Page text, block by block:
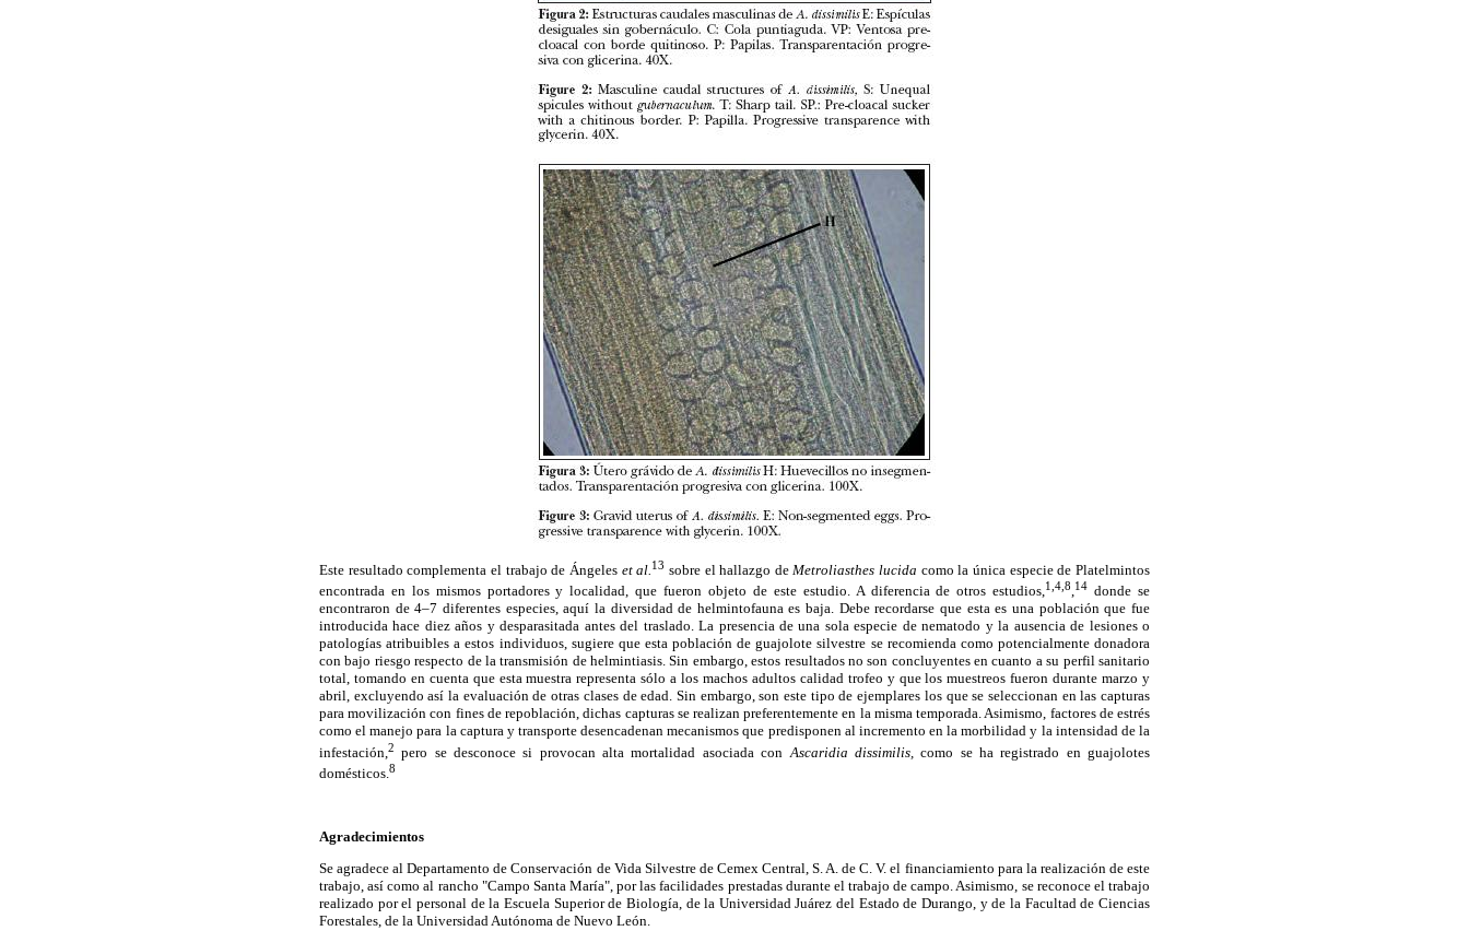
Este resultado complementa el trabajo de Ángeles et al. 13 sobre el hallazgo de Metroliasthes lucida como la única especie de Platelmintos
encontrada en los mismos portadores y localidad, que fueron objeto de este estudio. A diferencia de otros estudios,1,4,8,14 donde se
encontraron de 4–7 diferentes especies, aquí la diversidad de helmintofauna es baja. Debe recordarse que esta es una población que fue
introducida hace diez años y desparasitada antes del traslado. La presencia de una sola especie de nematodo y la ausencia de lesiones o
patologías atribuibles a estos individuos, sugiere que esta población de guajolote silvestre se recomienda como potencialmente donadora
con bajo riesgo respecto de la transmisión de helmintiasis. Sin embargo, estos resultados no son concluyentes en cuanto a su perfil sanitario
total, tomando en cuenta que esta muestra representa sólo a los machos adultos calidad trofeo y que los muestreos fueron durante marzo y
abril, excluyendo así la evaluación de otras clases de edad. Sin embargo, son este tipo de ejemplares los que se seleccionan en las capturas
para movilización con fines de repoblación, dichas capturas se realizan preferentemente en la misma temporada. Asimismo, factores de estrés
como el manejo para la captura y transporte desencadenan mecanismos que predisponen al incremento en la morbilidad y la intensidad de la
infestación, 2 pero se desconoce si provocan alta mortalidad asociada con Ascaridia dissimilis,como se ha registrado en guajolotes
domésticos. 8
Agradecimientos
Se agradece al Departamento de Conservación de Vida Silvestre de Cemex Central, S. A. de C. V. el financiamiento para la realización de este
trabajo, así como al rancho "Campo Santa María", por las facilidades prestadas durante el trabajo de campo. Asimismo, se reconoce el trabajo
realizado por el personal de la Escuela Superior de Biología, de la Universidad Juárez del Estado de Durango, y de la Facultad de Ciencias
Forestales, de la Universidad Autónoma de Nuevo León.